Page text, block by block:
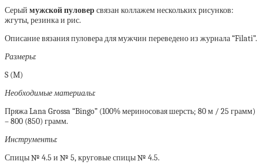
Серый мужской пуловерсвязан коллажем нескольких рисунков:
жгуты, резинка и рис.
Описание вязания пуловера для мужчин переведено из журнала “Filati”.
Размеры:
S (M)
Необходимые материалы:
Пряжа Lana Grossa “Bingo” (100% мериносовая шерсть; 80 м / 25 грамм)
– 800 (850) грамм.
Инструменты:
Спицы № 4.5 и № 5, круговые спицы № 4.5.